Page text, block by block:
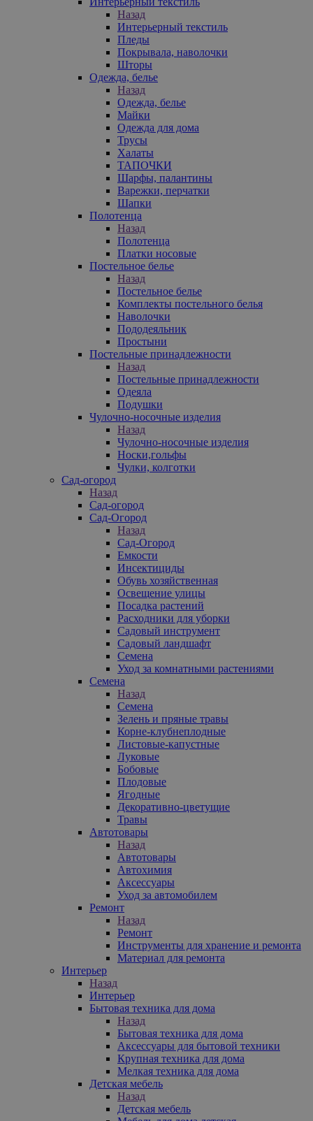
Назад
Интерьерный текстиль
Пледы
Покрывала, наволочки
Шторы
Одежда, белье
Назад
Одежда, белье
Майки
Одежда для дома
Трусы
Халаты
ТАПОЧКИ
Шарфы, палантины
Варежки, перчатки
Шапки
Полотенца
Назад
Полотенца
Платки носовые
Постельное белье
Назад
Постельное белье
Комплекты постельного белья
Наволочки
Пододеяльник
Простыни
Постельные принадлежности
Назад
Постельные принадлежности
Одеяла
Подушки
Чулочно-носочные изделия
Назад
Чулочно-носочные изделия
Носки,гольфы
Чулки, колготки
Сад-огород
Назад
Сад-огород
Сад-Огород
Назад
Сад-Огород
Емкости
Инсектициды
Обувь хозяйственная
Освещение улицы
Посадка растений
Расходники для уборки
Садовый инструмент
Садовый ландшафт
Семена
Уход за комнатными растениями
Семена
Назад
Семена
Зелень и пряные травы
Корне-клубнеплодные
Листовые-капустные
Луковые
Бобовые
Плодовые
Ягодные
Декоративно-цветущие
Травы
Автотовары
Назад
Автотовары
Автохимия
Аксессуары
Уход за автомобилем
Ремонт
Назад
Ремонт
Инструменты для хранение и ремонта
Материал для ремонта
Интерьер
Назад
Интерьер
Бытовая техника для дома
Назад
Бытовая техника для дома
Аксессуары для бытовой техники
Крупная техника для дома
Мелкая техника для дома
Детская мебель
Назад
Детская мебель